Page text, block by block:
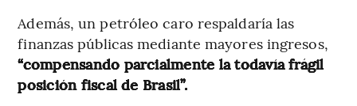
Además, un petróleo caro respaldaría las
finanzas públicas mediante mayores ingresos,
“compensando parcialmente la todavía frágil
posición fiscal de Brasil”.